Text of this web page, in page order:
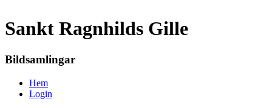
Sankt Ragnhilds Gille
Bildsamlingar
Hem
Login